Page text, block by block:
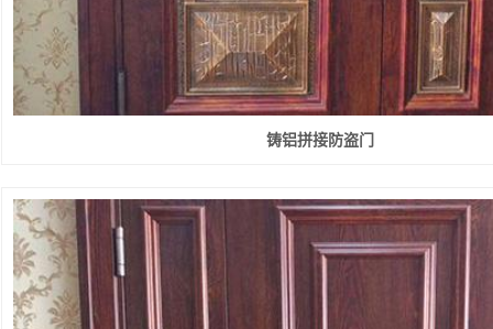
钢制防火门
防盗门
铸铝拼接防盗门